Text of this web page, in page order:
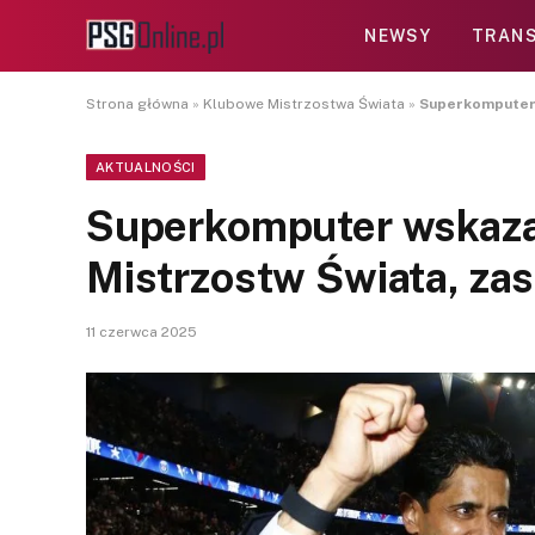
NEWSY
Strona główna » Klubowe Mistrzostwa Świata »
AKTUALNOŚCI
Superkomputer
Mistrzostw Świata,
11 czerwca 2025